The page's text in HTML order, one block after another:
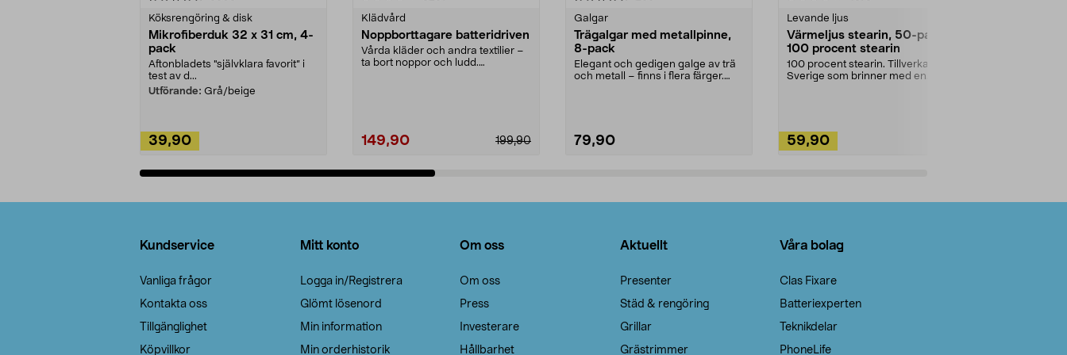
Köksrengöring & disk
Mikrofiberduk 32 x 31 cm, 4-
pack
Aftonbladets "självklara favorit” i
test av d...
Utförande: Grå/beige
39,90
Klädvård
Noppborttagare batteridriven
Vårda kläder och andra textilier –
ta bort noppor och ludd.
199,90
149,90
Galgar
Trägalgar med metallpinne,
8-pack
Elegant och gedigen galge av trä
och metall – finns i flera färger.
79,90
Levande ljus
Värmeljus stearin, 50-pack,
100 procent stearin
100 procent stearin. Tillverkade i
Sverige som brinner med en
59,90
Kundservice
Vanliga frågor
Kontakta oss
Tillgänglighet
Köpvillkor
Mitt konto
Logga in/Registrera
Glömt lösenord
Min information
Min orderhistorik
Om oss
Om oss
Press
Investerare
Hållbarhet
Aktuellt
Presenter
Städ & rengöring
Grillar
Grästrimmer
Våra bolag
Clas Fixare
Batteriexperten
Teknikdelar
PhoneLife